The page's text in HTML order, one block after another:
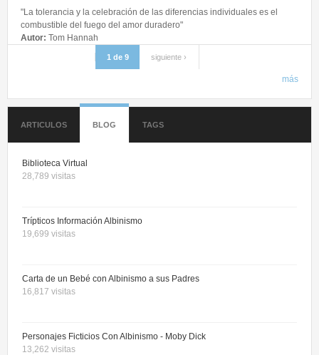
"La tolerancia y la celebración de las diferencias individuales es el
combustible del fuego del amor duradero"
Autor: Tom Hannah
1 de 9 siguiente ›
más
ARTICULOS BLOG TAGS
Biblioteca Virtual
28,789 visitas
Trípticos Información Albinismo
19,699 visitas
Carta de un Bebé con Albinismo a sus Padres
16,817 visitas
Personajes Ficticios Con Albinismo - Moby Dick
13,262 visitas